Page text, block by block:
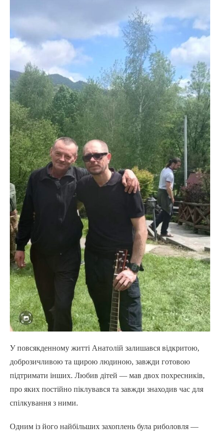
У повсякденному житті Анатолій залишався відкритою,
доброзичливою та щирою людиною, завжди готовою
підтримати інших. Любив дітей — мав двох похресників,
про яких постійно піклувався та завжди знаходив час для
спілкування з ними.
Одним із його найбільших захоплень була риболовля —